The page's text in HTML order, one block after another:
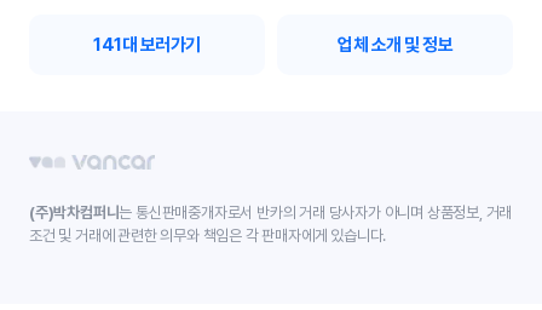
141대 보러가기 업체 소개 및 정보
(주)박차컴퍼니는 통신판매중개자로서 반카의 거래 당사자가 아니며 상품정보, 거래
조건 및 거래에 관련한 의무와 책임은 각 판매자에게 있습니다.